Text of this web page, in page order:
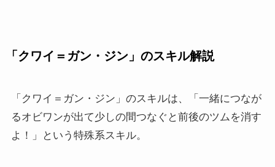
「クワイ＝ガン・ジン」のスキル解説
「クワイ＝ガン・ジン」のスキルは、「一緒につなが
るオビワンが出て少しの間つなぐと前後のツムを消す
よ！」という特殊系スキル。